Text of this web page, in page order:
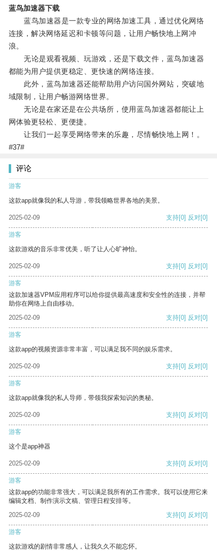
蓝鸟加速器下载
蓝鸟加速器是一款专业的网络加速工具，通过优化网络
连接，解决网络延迟和卡顿等问题，让用户畅快地上网冲
浪。
无论是观看视频、玩游戏，还是下载文件，蓝鸟加速器
都能为用户提供更稳定、更快速的网络连接。
此外，蓝鸟加速器还能帮助用户访问国外网站，突破地
域限制，让用户畅游网络世界。
无论是在家还是在公共场所，使用蓝鸟加速器都能让上
网体验更轻松、更便捷。
让我们一起享受网络带来的乐趣，尽情畅快地上网！。
#37#
评论
游客
这款app就像我的私人导游，带我领略世界各地的美景。
2025-02-09 支持[0] 反对[0]
游客
这款游戏的音乐非常优美，听了让人心旷神怡。
2025-02-09 支持[0] 反对[0]
游客
这款加速器VPM应用程序可以给你提供最高速度和安全性的连接，并帮
助你在网络上自由移动。
2025-02-09
支持[0] 反对[0]
游客
这款app的视频资源非常丰富，可以满足我不同的娱乐需求。
2025-02-09 支持[0] 反对[0]
游客
这款app就像我的私人导师，带领我探索知识的奥秘。
2025-02-09 支持[0] 反对[0]
游客
这个是app神器
2025-02-09 支持[0] 反对[0]
游客
这款app的功能非常强大，可以满足我所有的工作需求。我可以使用它来
编辑文档、制作演示文稿、管理日程安排等。
2025-02-09
支持[0] 反对[0]
游客
这款游戏的剧情非常感人，让我久久不能忘怀。